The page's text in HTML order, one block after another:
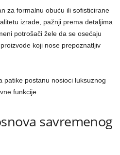
za formalnu obuću ili sofisticirane
izrade, pažnji prema detaljima
potrošači žele da se osećaju
koji nose prepoznatljiv
patike postanu nosioci luksuznog
funkcije.
savremenog